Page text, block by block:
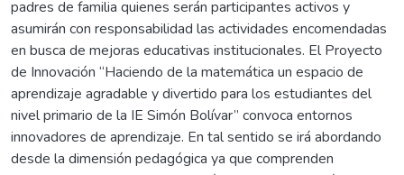
padres de familia quienes serán participantes activos y
asumirán con responsabilidad las actividades encomendadas
en busca de mejoras educativas institucionales. El Proyecto
de Innovación “Haciendo de la matemática un espacio de
aprendizaje agradable y divertido para los estudiantes del
nivel primario de la IE Simón Bolívar” convoca entornos
innovadores de aprendizaje. En tal sentido se irá abordando
desde la dimensión pedagógica ya que comprenden